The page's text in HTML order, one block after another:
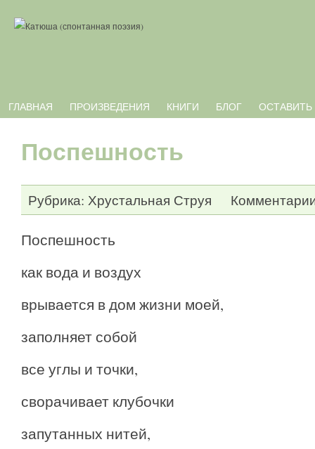
ГЛАВНАЯ ПРОИЗВЕДЕНИЯ КНИГИ БЛОГ
Поспешность
Рубрика: Хрустальная Струя
Поспешность
как вода и воздух
врывается в дом жизни моей,
заполняет собой
все углы и точки,
сворачивает клубочки
запутанных нитей,